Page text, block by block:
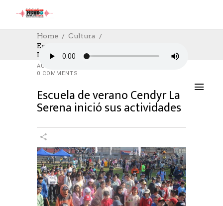
Home
Cultura
Escuela De Verano Cendyr La Serena
Inició Sus Actividades
CULTURA,CULTURE
09/01/2024
AUTHOR: HECTOR
0 COMMENTS
Escuela de verano Cendyr La
Serena inició sus actividades